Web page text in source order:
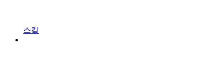
스킬